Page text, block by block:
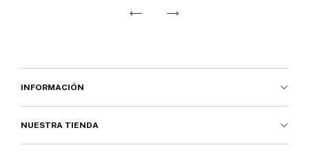
INFORMACIÓN
NUESTRA TIENDA